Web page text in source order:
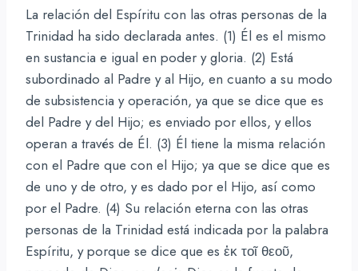
La relación del Espíritu con las otras personas de la
Trinidad ha sido declarada antes. (1) Él es el mismo
en sustancia e igual en poder y gloria. (2) Está
subordinado al Padre y al Hijo, en cuanto a su modo
de subsistencia y operación, ya que se dice que es
del Padre y del Hijo; es enviado por ellos, y ellos
operan a través de Él. (3) Él tiene la misma relación
con el Padre que con el Hijo; ya que se dice que es
de uno y de otro, y es dado por el Hijo, así como
por el Padre. (4) Su relación eterna con las otras
personas de la Trinidad está indicada por la palabra
Espíritu, y porque se dice que es ἐκ τοῖ θεοῦ,